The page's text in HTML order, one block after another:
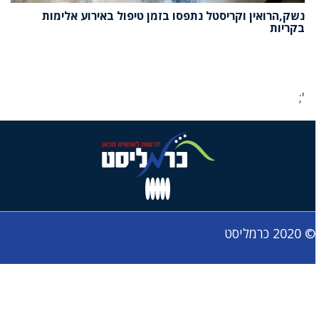
נשק,הרואין וקריסטל נתפסו בזמן טיפול באירוע אלימות
בקריות
';
© 2020 כרמליסט